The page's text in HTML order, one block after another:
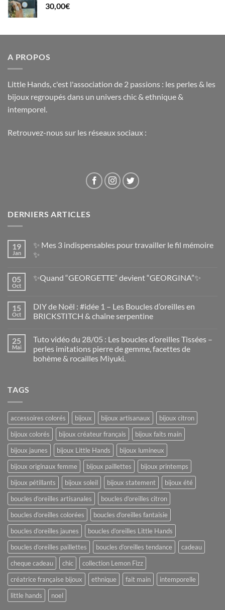
30,00€
A PROPOS
Little Hands, c'est l'association de 2 passions : les perles & les
bijoux regroupés dans un univers chic & ethnique &
intemporel.
Retrouvez-nous sur les réseaux sociaux :
DERNIERS ARTICLES
19
Jan
✨ Mes 3 indispensables pour travailler le fil mémoire
✨
05
Oct
✨Quand “GEORGETTE” devient “GEORGINA”✨
15
Oct
DIY de Noël : #idée 1 – Les Boucles d’oreilles en
BRICKSTITCH & chaîne serpentine
25
Mai
Tuto vidéo du 28/05 : Les boucles d’oreilles Tissées –
perles imitations pierre de gemme, facettes de
bohème & rocailles Miyuki.
TAGS
accessoires colorés bijoux bijoux artisanaux
bijoux citron
bijoux colorés
bijoux créateur français
bijoux faits main
bijoux jaunes
bijoux Little Hands
bijoux lumineux
bijoux originaux femme
bijoux paillettes
bijoux printemps
bijoux pétillants
bijoux soleil bijoux statement
bijoux été
boucles d’oreilles artisanales
boucles d’oreilles citron
boucles d’oreilles colorées
boucles d’oreilles fantaisie
boucles d’oreilles jaunes
boucles d’oreilles Little Hands
boucles d’oreilles paillettes
boucles d’oreilles tendance
cadeau
cheque cadeau
chic
collection Lemon Fizz
créatrice française bijoux
ethnique fait main
intemporelle
little hands
noel